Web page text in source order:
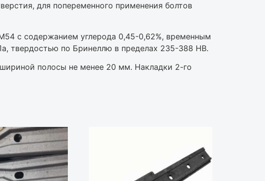
для попеременного применения болтов
с содержанием углерода 0,45-0,62%, временным
твердостью по Бринеллю в пределах 235-388 НВ.
полосы не менее 20 мм. Накладки 2-го